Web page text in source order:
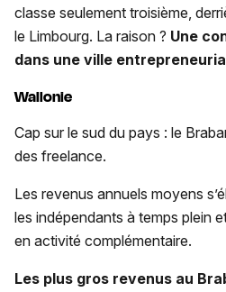
classe seulement troisième,
le Limbourg. La raison ? Une
dans une ville
Wallonie
Cap sur le sud du pays : le
des freelance.
Les revenus annuels moyens
les indépendants à temps plein
en activité complémentaire.
Les plus gros revenus au